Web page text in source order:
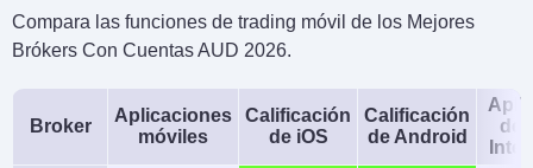
Compara las funciones de trading móvil de los Mejores
Brókers Con Cuentas AUD 2026.
Broker
Aplicaciones
móviles
Calificación
de iOS
Calificación
de Android
de